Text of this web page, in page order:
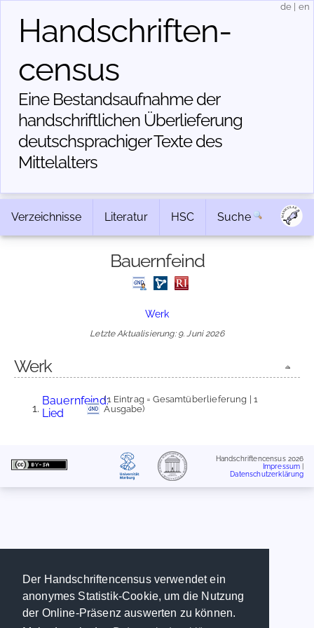
Der Handschriftencensus verwendet ein
anonymes Statistik-Cookie, um die Nutzung
der Online-Präsenz auswerten zu können.
Handschriften­
census
Eine Bestandsaufnahme der
handschriftlichen Über­lieferung
deutschsprachiger Texte des
Mittelalters
de en
Verzeichnisse Literatur HSC Suche
Bauernfeind
Werk
Letzte Aktualisierung: 9. Juni 2026
Werk
Bauernfeind:
Lied
(1 Eintrag = Gesamtüberlieferung | 1
Ausgabe)
Handschriftencensus 2026
Impressum
Datenschutzerklärung